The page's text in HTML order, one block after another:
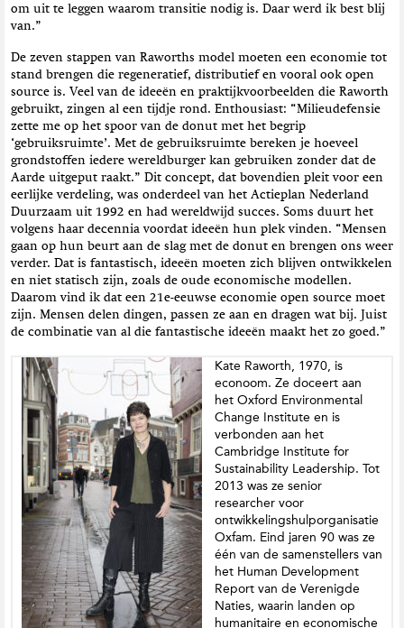
om uit te leggen waarom transitie nodig is. Daar werd ik best blij
van.”
De zeven stappen van Raworths model moeten een economie tot
stand brengen die regeneratief, distributief en vooral ook open
source is. Veel van de ideeën en praktijkvoorbeelden die Raworth
gebruikt, zingen al een tijdje rond. Enthousiast: “Milieudefensie
zette me op het spoor van de donut met het begrip
‘gebruiksruimte’. Met de gebruiksruimte bereken je hoeveel
grondstoffen iedere wereldburger kan gebruiken zonder dat de
Aarde uitgeput raakt.” Dit concept, dat bovendien pleit voor een
eerlijke verdeling, was onderdeel van het Actieplan Nederland
Duurzaam uit 1992 en had wereldwijd succes. Soms duurt het
volgens haar decennia voordat ideeën hun plek vinden. “Mensen
gaan op hun beurt aan de slag met de donut en brengen ons weer
verder. Dat is fantastisch, ideeën moeten zich blijven ontwikkelen
en niet statisch zijn, zoals de oude economische modellen.
Daarom vind ik dat een 21e-eeuwse economie open source moet
zijn. Mensen delen dingen, passen ze aan en dragen wat bij. Juist
de combinatie van al die fantastische ideeën maakt het zo goed.”
Kate Raworth, 1970, is
econoom. Ze doceert aan
het Oxford Environmental
Change Institute en is
verbonden aan het
Cambridge Institute for
Sustainability Leadership. Tot
2013 was ze senior
researcher voor
ontwikkelingshulporganisatie
Oxfam. Eind jaren 90 was ze
één van de samenstellers van
het Human Development
Report van de Verenigde
Naties, waarin landen op
humanitaire en economische